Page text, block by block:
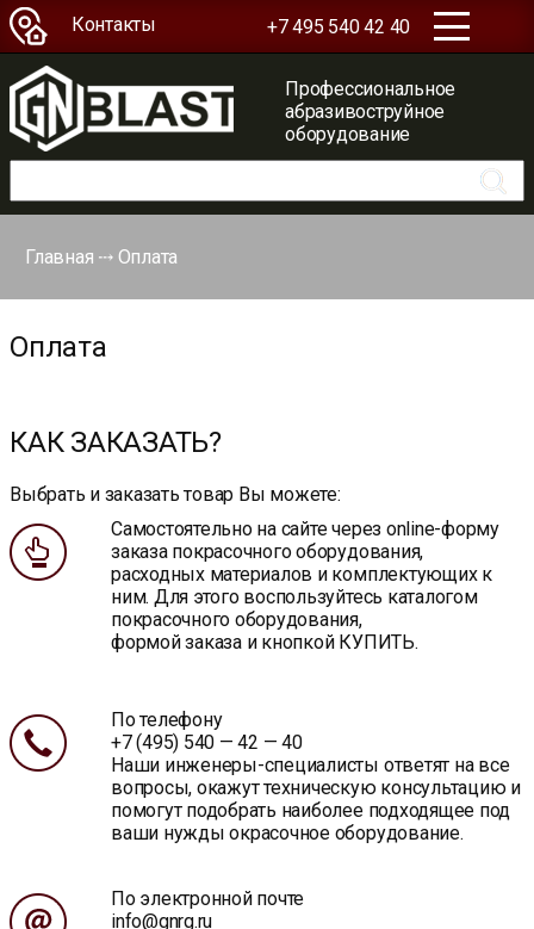
Контакты +7 495 540 42 40
Профессиональное
абразивоструйное
оборудование
Главная ⤏ Оплата
Оплата
КАК ЗАКАЗАТЬ?
Выбрать и заказать товар Вы можете:
Самостоятельно на сайтечерез online-форму
заказа покрасочного оборудования,
расходных материалов и комплектующих к
ним. Для этого воспользуйтесь каталогом
покрасочного оборудования,
формой заказа и кнопкой КУПИТЬ.
По телефону
+7 (495) 540 — 42 — 40
Наши инженеры-специалисты ответят на все
вопросы, окажут техническую консультацию и
помогут подобрать наиболее подходящее под
ваши нужды окрасочное оборудование.
По электронной почте
info@gnrg.ru